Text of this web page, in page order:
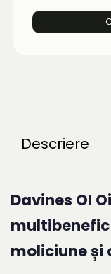
Descriere
Davines OI
moliciune și